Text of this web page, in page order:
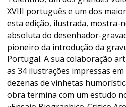
XVIII português e um dos
esta edição, ilustrada, mostra-
absoluta do desenhador-
pioneiro da introdução da
Portugal. A sua colaboração
as 34 ilustrações impressas
dezenas de vinhetas
obra termina com um estudo